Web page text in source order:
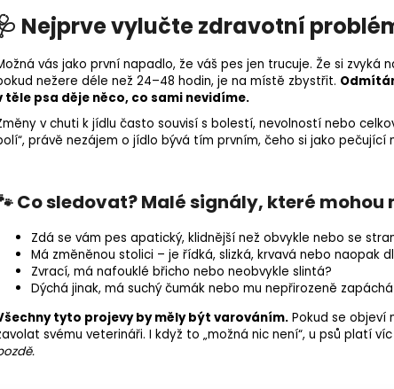
Nejprve vylučte zdravotní
vás jako první napadlo, že váš pes jen trucuje. Že si zvyká
nežere déle než 24–48 hodin, je na místě zbystřit.
těle psa děje něco, co sami nevidíme.
v chuti k jídlu často souvisí s bolestí, nevolností nebo
právě nezájem o jídlo bývá tím prvním, čeho si jako pečující
Co sledovat? Malé signály, které
Zdá se vám pes apatický, klidnější než obvykle nebo se
Má změněnou stolici – je řídká, slizká, krvavá nebo naopak
Zvrací, má nafouklé břicho nebo neobvykle slintá?
Dýchá jinak, má suchý čumák nebo mu nepřirozeně
tyto projevy by měly být varováním. Pokud se objeví
svému veterináři. I když to „možná nic není“, u psů platí